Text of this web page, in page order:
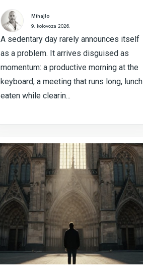
Mihajlo
9. kolovoza 2026.
A sedentary day rarely announces itself
as a problem. It arrives disguised as
momentum: a productive morning at the
keyboard, a meeting that runs long, lunch
eaten while clearin...